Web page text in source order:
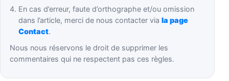
En cas d’erreur, faute d’orthographe et/ou omission
dans l’article, merci de nous contacter viala page
Contact.
Nous nous réservons le droit de supprimer les
commentaires qui ne respectent pas ces règles.